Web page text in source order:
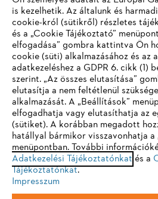
STIHL GYIK
Szerviz
Adatvédelem Impresszum
Jogi információk
IHR BROWSER WIRD
UNTERSTÜTZT
Sie nutzen einen Browser, den wir
eine optimale Nutzung unserer Seite
einem der folgenden Browser zu
Firefox
is kezelhetik. Az általunk és
cookie-król (sütikről) részletes
és a „Cookie Tájékoztató”
elfogadása” gombra kattintva Ön
cookie (süti) alkalmazásához és az
adatkezeléshez a GDPR 6. cikk (1)
szerint. „Az összes elutasítása”
elutasítja a nem feltétlenül
alkalmazását. A „Beállítások”
elfogadhatja vagy elutasíthatja az
(sütiket). A korábban megadott
hatállyal bármikor visszavonhatja a
menüpontban. További
Adatkezelési Tájékoztatónkat és a
Tájékoztatónkat.
Impresszum